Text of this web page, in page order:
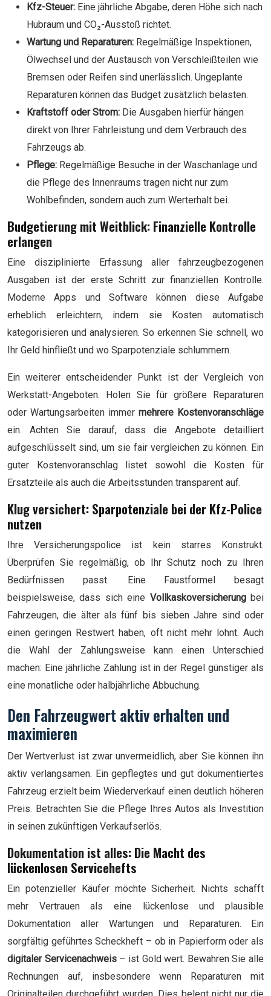
Kfz-Steuer: Eine jährliche Abgabe, deren Höhe sich nach
Hubraum und CO₂-Ausstoß richtet.
Wartung und Reparaturen: Regelmäßige Inspektionen,
Ölwechsel und der Austausch von Verschleißteilen wie
Bremsen oder Reifen sind unerlässlich. Ungeplante
Reparaturen können das Budget zusätzlich belasten.
Kraftstoff oder Strom: Die Ausgaben hierfür hängen
direkt von Ihrer Fahrleistung und dem Verbrauch des
Fahrzeugs ab.
Pflege: Regelmäßige Besuche in der Waschanlage und
die Pflege des Innenraums tragen nicht nur zum
Wohlbefinden, sondern auch zum Werterhalt bei.
Budgetierung mit Weitblick: Finanzielle Kontrolle
erlangen
Eine disziplinierte Erfassung aller fahrzeugbezogenen
Ausgaben ist der erste Schritt zur finanziellen Kontrolle.
Moderne Apps und Software können diese Aufgabe
erheblich erleichtern, indem sie Kosten automatisch
kategorisieren und analysieren. So erkennen Sie schnell, wo
Ihr Geld hinfließt und wo Sparpotenziale schlummern.
Ein weiterer entscheidender Punkt ist der Vergleich von
Werkstatt-Angeboten. Holen Sie für größere Reparaturen
oder Wartungsarbeiten immer mehrere Kostenvoranschläge
ein. Achten Sie darauf, dass die Angebote detailliert
aufgeschlüsselt sind, um sie fair vergleichen zu können. Ein
guter Kostenvoranschlag listet sowohl die Kosten für
Ersatzteile als auch die Arbeitsstunden transparent auf.
Klug versichert: Sparpotenziale bei der Kfz-Police
nutzen
Ihre Versicherungspolice ist kein starres Konstrukt.
Überprüfen Sie regelmäßig, ob Ihr Schutz noch zu Ihren
Bedürfnissen passt. Eine Faustformel besagt
beispielsweise, dass sich eine Vollkaskoversicherungbei
Fahrzeugen, die älter als fünf bis sieben Jahre sind oder
einen geringen Restwert haben, oft nicht mehr lohnt. Auch
die Wahl der Zahlungsweise kann einen Unterschied
machen: Eine jährliche Zahlung ist in der Regel günstiger als
eine monatliche oder halbjährliche Abbuchung.
Den Fahrzeugwert aktiv erhalten und
maximieren
Der Wertverlust ist zwar unvermeidlich, aber Sie können ihn
aktiv verlangsamen. Ein gepflegtes und gut dokumentiertes
Fahrzeug erzielt beim Wiederverkauf einen deutlich höheren
Preis. Betrachten Sie die Pflege Ihres Autos als Investition
in seinen zukünftigen Verkaufserlös.
Dokumentation ist alles: Die Macht des
lückenlosen Servicehefts
Ein potenzieller Käufer möchte Sicherheit. Nichts schafft
mehr Vertrauen als eine lückenlose und plausible
Dokumentation aller Wartungen und Reparaturen. Ein
sorgfältig geführtes Scheckheft – ob in Papierform oder als
digitaler Servicenachweis– ist Gold wert. Bewahren Sie alle
Rechnungen auf, insbesondere wenn Reparaturen mit